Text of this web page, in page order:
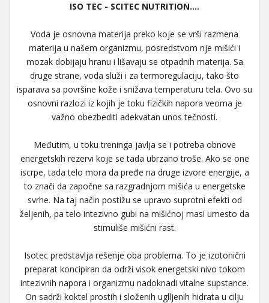
ISO TEC - SCITEC NUTRITION....
Voda je osnovna materija preko koje se vrši razmena
materija u našem organizmu, posredstvom nje mišići i
mozak dobijaju hranu i lišavaju se otpadnih materija. Sa
druge strane, voda služi i za termoregulaciju, tako što
isparava sa površine kože i snižava temperaturu tela. Ovo su
osnovni razlozi iz kojih je toku fizičkih napora veoma je
važno obezbediti adekvatan unos tečnosti.
Međutim, u toku treninga javlja se i potreba obnove
energetskih rezervi koje se tada ubrzano troše. Ako se one
iscrpe, tada telo mora da pređe na druge izvore energije, a
to znači da započne sa razgradnjom mišića u energetske
svrhe. Na taj način postižu se upravo suprotni efekti od
željenih, pa telo intezivno gubi na mišićnoj masi umesto da
stimuliše mišićni rast.
Isotec predstavlja rešenje oba problema. To je izotonični
preparat koncipiran da održi visok energetski nivo tokom
intezivnih napora i organizmu nadoknadi vitalne supstance.
On sadrži koktel prostih i složenih uglljenih hidrata u cilju